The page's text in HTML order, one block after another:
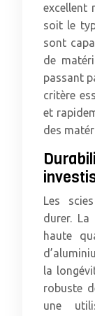
excellent
soit le
sont
de
passant
critère
et
des
Les
durer.
haute
la
robuste
une